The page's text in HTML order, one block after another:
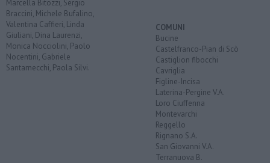
Marcella Bitozzi, Sergio
Braccini, Michele Bufalino,
Valentina Caffieri, Linda
Giuliani, Dina Laurenzi,
Monica Nocciolini, Paolo
Nocentini, Gabriele
Santarnecchi, Paola Silvi.
COMUNI
Bucine
Castelfranco-Pian di Scò
Castiglion fibocchi
Cavriglia
Figline-Incisa
Laterina-Pergine V.A.
Loro Ciuffenna
Montevarchi
Reggello
Rignano S.A.
San Giovanni V.A.
Terranuova B.